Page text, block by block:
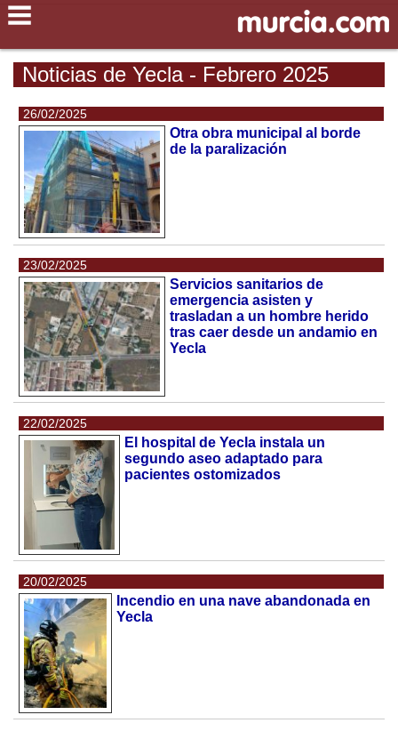
Noticias de Yecla - Febrero 2025
26/02/2025
Otra obra municipal al borde
de la paralización
23/02/2025
Servicios sanitarios de
emergencia asisten y
trasladan a un hombre herido
tras caer desde un andamio en
Yecla
22/02/2025
El hospital de Yecla instala un
segundo aseo adaptado para
pacientes ostomizados
20/02/2025
Incendio en una nave abandonada en
Yecla